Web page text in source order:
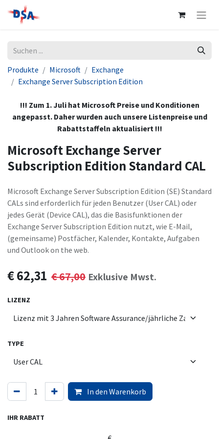
Produkte Microsoft
Exchange
Exchange Server Subscription Edition
!!! Zum 1. Juli hat Microsoft Preise und Konditionen
angepasst. Daher wurden auch unsere Listenpreise und
Rabattstaffeln aktualisiert !!!
Microsoft Exchange Server
Subscription Edition Standard CAL
Microsoft Exchange Server Subscription Edition (SE) Standard
CALs sind erforderlich für jeden Benutzer (User CAL) oder
jedes Gerät (Device CAL), das die Basisfunktionen der
Exchange Server Subscription Edition nutzt, wie E-Mail,
(gemeinsame) Postfächer, Kalender, Kontakte, Aufgaben
und Outlook on the web.
€62,31 €67,00 Exklusive Mwst.
LIZENZ
TYPE
In den Warenkorb
IHR RABATT